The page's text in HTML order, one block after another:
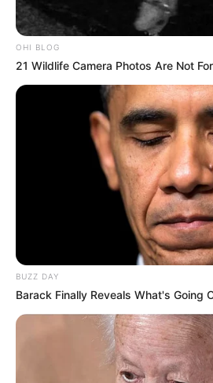
OHI BLOG
21 Wildlife Camera Photos Are Not
BUZZ DAY
Barack Finally Reveals What's Going